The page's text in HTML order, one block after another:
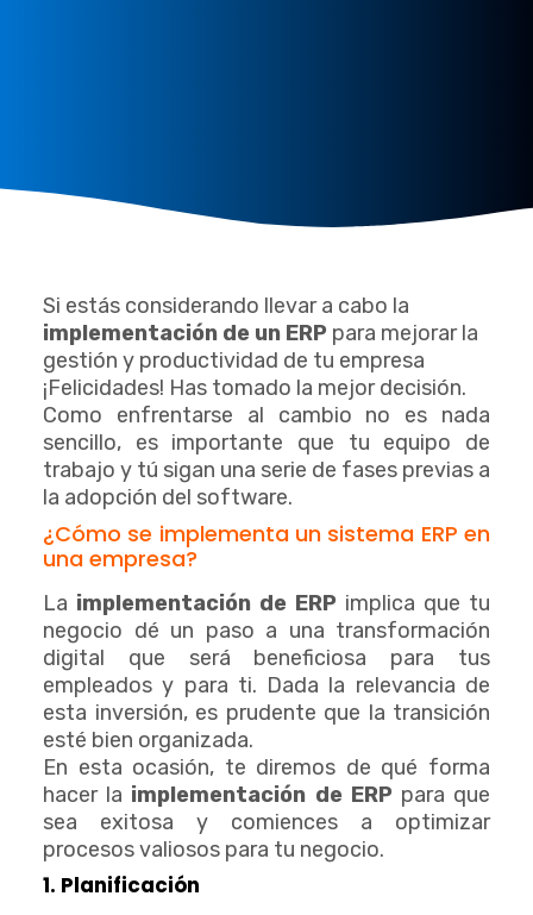
Si estás considerando llevar a cabo la
implementación de un ERP para mejorar la
gestión y productividad de tu empresa
¡Felicidades! Has tomado la mejor decisión.
Como enfrentarse al cambio no es nada
sencillo, es importante que tu equipo de
trabajo y tú sigan una serie de fases previas a
la adopción del software.
¿Cómo se implementa un sistema ERP en
una empresa?
La implementación de ERP implica que tu
negocio dé un paso a una transformación
digital que será beneficiosa para tus
empleados y para ti. Dada la relevancia de
esta inversión, es prudente que la transición
esté bien organizada.
En esta ocasión, te diremos de qué forma
hacer la implementación de ERP para que
sea exitosa y comiences a optimizar
procesos valiosos para tu negocio.
1. Planificación